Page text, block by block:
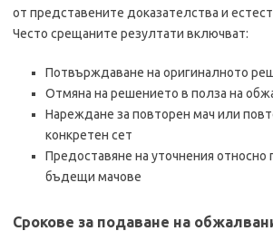
от представените доказателства и
Често срещаните резултати включват:
Потвърждаване на оригиналното
Отмяна на решението в полза на
Нареждане за повторен мач или
конкретен сет
Предоставяне на уточнения относно
бъдещи мачове
Срокове за подаване на